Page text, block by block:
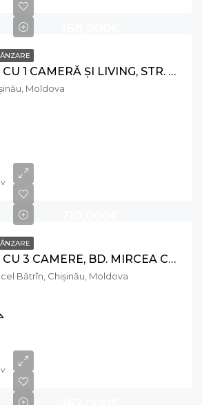
APARTAMENT CU 1 CAMERĂ ȘI LIVING, STR. FLORILOR, RÂŞCANI
Moldova
APARTAMENT CU 3 CAMERE, BD. MIRCEA CEL BĂTRÂN, CIOCANA
Bătrîn, Chișinău, Moldova